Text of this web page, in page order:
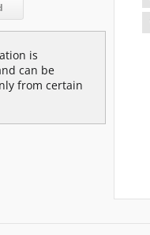
is
can be
from certain